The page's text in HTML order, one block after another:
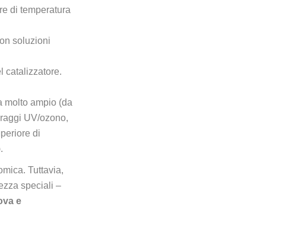
di temperatura
soluzioni
catalizzatore.
molto ampio (da
UV/ozono,
di
Tuttavia,
speciali –
e